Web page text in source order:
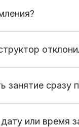
включить
другое
занятие сразу
или время